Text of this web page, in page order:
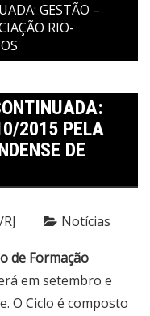
GESTÃO –
RIO-
2015 PELA
DE
Notícias
de Formação
em setembro e
O Ciclo é composto